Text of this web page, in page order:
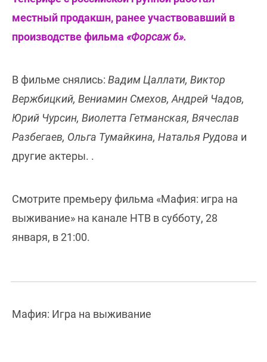
местный продакшн, ранее участвовавший в
производстве фильма «Форсаж 6».
В фильме снялись: Вадим Цаллати, Виктор
Вержбицкий, Вениамин Смехов, Андрей Чадов,
Юрий Чурсин, Виолетта Гетманская, Вячеслав
Разбегаев, Ольга Тумайкина, Наталья Рудова и
другие актеры. .
Смотрите премьеру фильма «Мафия: игра на
выживание» на канале НТВ в субботу, 28
января, в 21:00.
Мафия: Игра на выживание